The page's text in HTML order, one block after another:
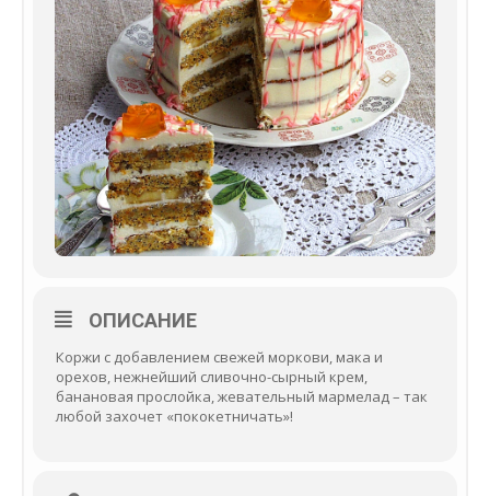
ОПИСАНИЕ
Коржи с добавлением свежей моркови, мака и
орехов, нежнейший сливочно-сырный крем,
банановая прослойка, жевательный мармелад – так
любой захочет «пококетничать»!